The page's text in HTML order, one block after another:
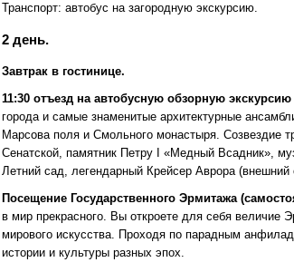
Транспорт: автобус на загородную экскурсию.
2 день.
Завтрак в гостинице.
11:30 отъезд на автобусную обзорную
города и самые знаменитые архитектурные
Марсова поля и Смольного монастыря. Созвездие
Сенатской, памятник Петру I «Медный Всадник»,
Летний сад, легендарный Крейсер Аврора (внешний
Посещение Государственного Эрмитажа
в мир прекрасного. Вы откроете для себя
мирового искусства. Проходя по парадным
истории и культуры разных эпох.